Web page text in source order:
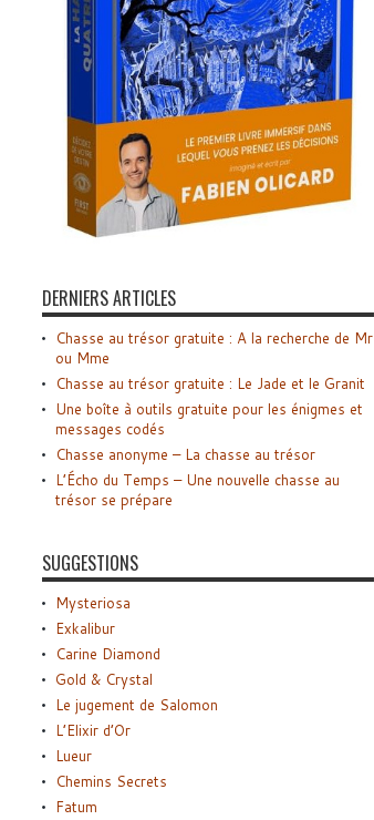
DERNIERS ARTICLES
Chasse au trésor gratuite : A la recherche de Mr
ou Mme
Chasse au trésor gratuite : Le Jade et le Granit
Une boîte à outils gratuite pour les énigmes et
messages codés
Chasse anonyme – La chasse au trésor
L’Écho du Temps – Une nouvelle chasse au
trésor se prépare
SUGGESTIONS
Mysteriosa
Exkalibur
Carine Diamond
Gold & Crystal
Le jugement de Salomon
L’Elixir d’Or
Lueur
Chemins Secrets
Fatum